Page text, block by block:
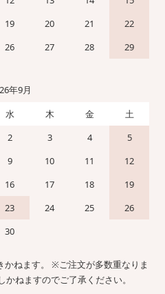
19 20 21
22
26 27 28
29
年9月
水 木 金
土
2 3 4
5
9 10 11
12
16 17 18
19
23 24 25
26
30
ねます。 ※ご注文が多数重なりま
ねますのでご了承ください。